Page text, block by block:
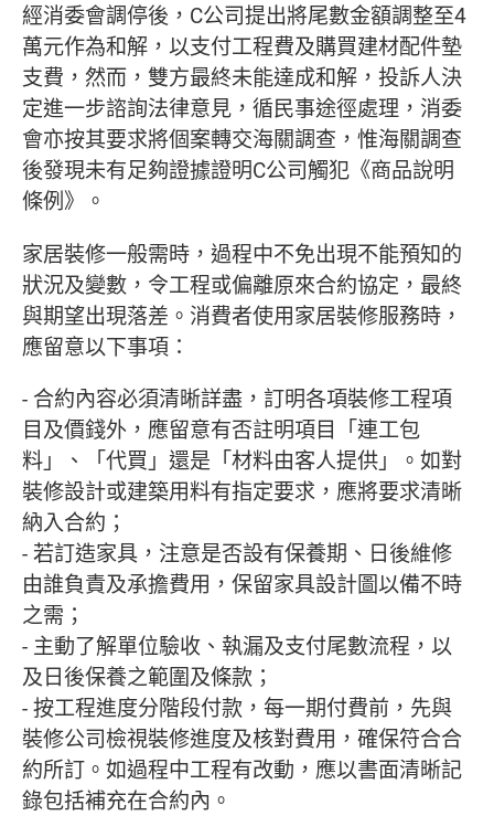
經消委會調停後，C公司提出將尾數金額調整至4
萬元作為和解，以支付工程費及購買建材配件墊
支費，然而，雙方最終未能達成和解，投訴人決
定進一步諮詢法律意見，循民事途徑處理，消委
會亦按其要求將個案轉交海關調查，惟海關調查
後發現未有足夠證據證明C公司觸犯《商品說明
條例》。
家居裝修一般需時，過程中不免出現不能預知的
狀況及變數，令工程或偏離原來合約協定，最終
與期望出現落差。消費者使用家居裝修服務時，
應留意以下事項：
- 合約內容必須清晰詳盡，訂明各項裝修工程項
目及價錢外，應留意有否註明項目「連工包
料」、「代買」還是「材料由客人提供」。如對
裝修設計或建築用料有指定要求，應將要求清晰
納入合約；
- 若訂造家具，注意是否設有保養期、日後維修
由誰負責及承擔費用，保留家具設計圖以備不時
之需；
- 主動了解單位驗收、執漏及支付尾數流程，以
及日後保養之範圍及條款；
- 按工程進度分階段付款，每一期付費前，先與
裝修公司檢視裝修進度及核對費用，確保符合合
約所訂。如過程中工程有改動，應以書面清晰記
錄包括補充在合約內。